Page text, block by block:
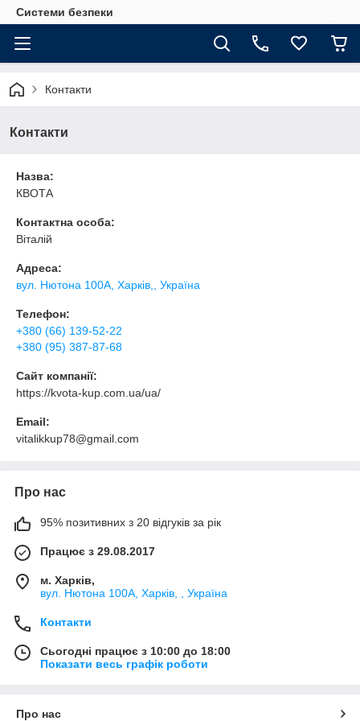
Системи безпеки
Контакти
Контакти
Назва:
КВОТА
Контактна особа:
Віталій
Адреса:
вул. Нютона 100А, Харків,, Україна
Телефон:
+380 (66) 139-52-22
+380 (95) 387-87-68
Сайт компанії:
https://kvota-kup.com.ua/ua/
Email:
vitalikkup78@gmail.com
Про нас
95% позитивних з 20 відгуків за рік
Працює з 29.08.2017
м. Харків,
вул. Нютона 100А, Харків, , Україна
Контакти
Сьогодні працює з 10:00 до 18:00
Показати весь графік роботи
Про нас